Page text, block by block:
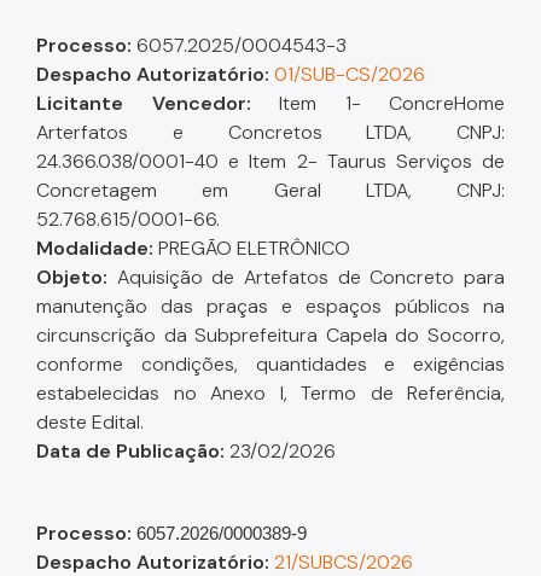
Processo: 6057.2025/0004543-3
Despacho Autorizatório: 01/SUB-CS/2026
Licitante Vencedor: Item 1- ConcreHome
Arterfatos e Concretos LTDA, CNPJ:
24.366.038/0001-40 e Item 2- Taurus Serviços de
Concretagem em Geral LTDA, CNPJ:
52.768.615/0001-66.
Modalidade: PREGÃO ELETRÔNICO
Objeto: Aquisição de Artefatos de Concreto para
manutenção das praças e espaços públicos na
circunscrição da Subprefeitura Capela do Socorro,
conforme condições, quantidades e exigências
estabelecidas no Anexo I, Termo de Referência,
deste Edital.
Data de Publicação: 23/02/2026
Processo: 6057.2026/0000389-9
Despacho Autorizatório: 21/SUBCS/2026